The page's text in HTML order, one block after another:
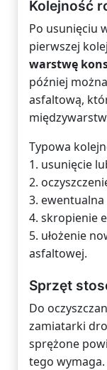
Kolejność
Po usunięciu
pierwszej
warstwę
później
asfaltową,
Typowa
1. usunięcie
2.
3.
4. skropienie
5. ułożenie
asfaltowej.
Sprzęt
Do
zamiatarki
sprężone
tego